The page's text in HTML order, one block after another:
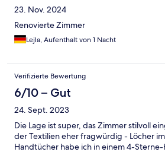
23. Nov. 2024
Renovierte Zimmer
Lejla, Aufenthalt von 1 Nacht
Verifizierte Bewertung
6/10 – Gut
24. Sept. 2023
Die Lage ist super, das Zimmer stilvoll
der Textilien eher fragwürdig - Löcher
Handtücher habe ich in einem 4-